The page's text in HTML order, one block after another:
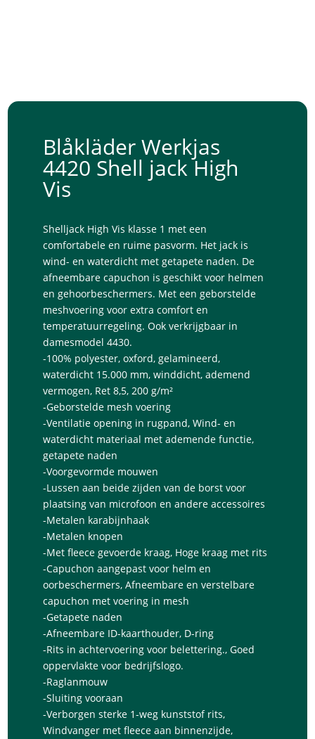
Blåkläder Werkjas
4420 Shell jack High
Vis
Shelljack High Vis klasse 1 met een
comfortabele en ruime pasvorm. Het jack is
wind- en waterdicht met getapete naden. De
afneembare capuchon is geschikt voor helmen
en gehoorbeschermers. Met een geborstelde
meshvoering voor extra comfort en
temperatuurregeling. Ook verkrijgbaar in
damesmodel 4430.
-100% polyester, oxford, gelamineerd,
waterdicht 15.000 mm, winddicht, ademend
vermogen, Ret 8,5, 200 g/m²
-Geborstelde mesh voering
-Ventilatie opening in rugpand, Wind- en
waterdicht materiaal met ademende functie,
getapete naden
-Voorgevormde mouwen
-Lussen aan beide zijden van de borst voor
plaatsing van microfoon en andere accessoires
-Metalen karabijnhaak
-Metalen knopen
-Met fleece gevoerde kraag, Hoge kraag met rits
-Capuchon aangepast voor helm en
oorbeschermers, Afneembare en verstelbare
capuchon met voering in mesh
-Getapete naden
-Afneembare ID-kaarthouder, D-ring
-Rits in achtervoering voor belettering., Goed
oppervlakte voor bedrijfslogo.
-Raglanmouw
-Sluiting vooraan
-Verborgen sterke 1-weg kunststof rits,
Windvanger met fleece aan binnenzijde,